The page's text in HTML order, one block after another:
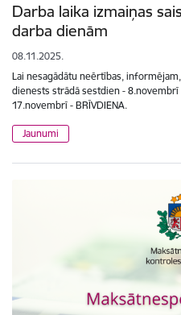
Darba laika izmaiņas
darba dienām
08.11.2025.
Lai nesagādātu neērtības,
dienests strādā sestdien -
17.novembrī - BRĪVDIENA.
Jaunumi